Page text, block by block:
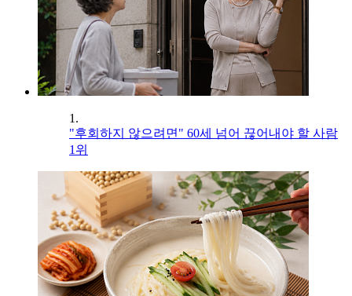
1.
"후회하지 않으려면" 60세 넘어 끊어내야 할 사람
1위